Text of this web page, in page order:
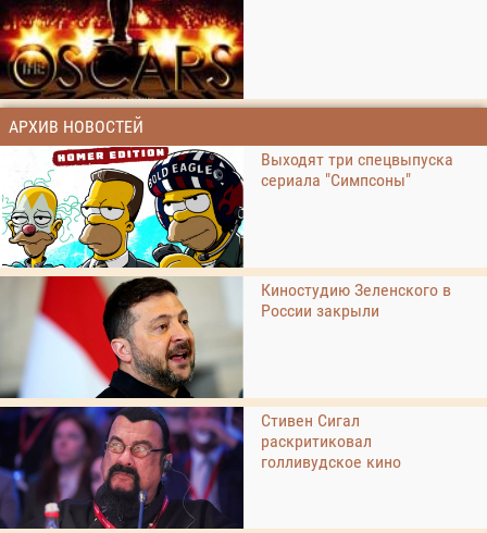
АРХИВ НОВОСТЕЙ
Выходят три спецвыпуска
сериала "Симпсоны"
Киностудию Зеленского в
России закрыли
Стивен Сигал
раскритиковал
голливудское кино